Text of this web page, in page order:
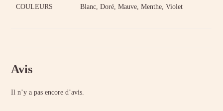
COULEURS Blanc, Doré, Mauve, Menthe, Violet
Avis
Il n’y a pas encore d’avis.